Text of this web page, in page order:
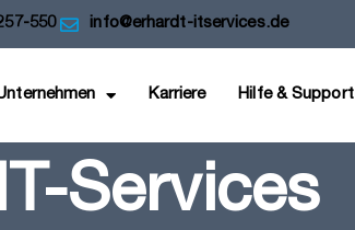
550 info@erhardt-itservices.de
Karriere Hilfe & Support
Services